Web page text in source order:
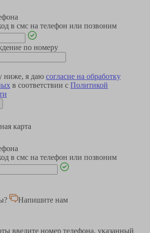
в смс на телефон или позвоним
по номеру
ниже, я даю согласие на обработку
в соответствии с Политикой
карта
в смс на телефон или позвоним
Напишите нам
введите номер телефона, указанный